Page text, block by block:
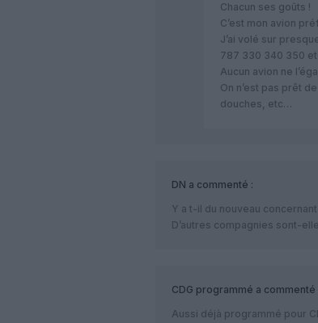
Chacun ses goûts !
C’est mon avion
J’ai volé sur
787 330 340 350
Aucun avion ne
On n’est pas prêt
douches, etc…
DN a commenté :
Y a t-il du nouveau
D’autres compagnies sont-
CDG programmé a commenté
Aussi déjà programmé pour